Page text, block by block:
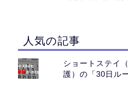
人気の記事
ショートステイ
護）の「30日ル